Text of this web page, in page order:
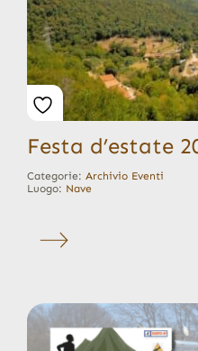
Festa d’estate
Categorie: Archivio Eventi
Luogo: Nave